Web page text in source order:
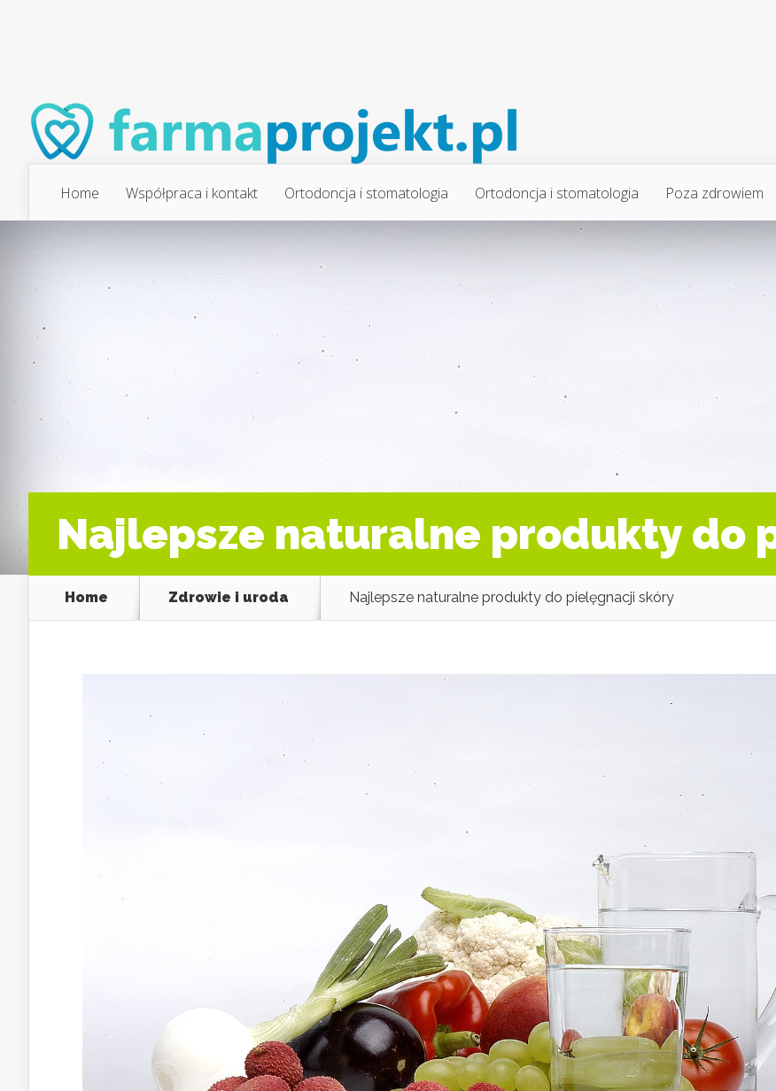
Home Współpraca i kontakt Ortodoncja i stomatologia Ortodoncja i stomatologia Poza zdrowiem
Najlepsze naturalne produkty do
Home Zdrowie i uroda Najlepsze naturalne produkty do pielęgnacji skóry